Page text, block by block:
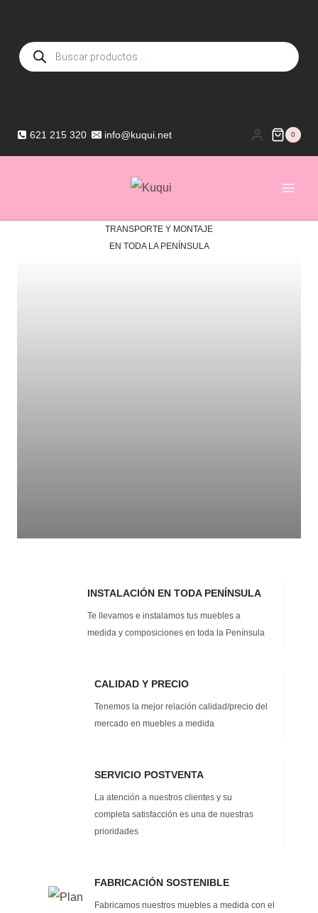
contenido
Búsqueda
de
productos
621 215 320 info@kuqui.net 0
TRANSPORTE Y MONTAJE
EN TODA LA PENÍNSULA
INSTALACIÓN EN TODA PENÍNSULA
Te llevamos e instalamos tus muebles a
medida y composiciones en toda la Península
CALIDAD Y PRECIO
Tenemos la mejor relación calidad/precio del
mercado en muebles a medida
SERVICIO POSTVENTA
La atención a nuestros clientes y su
completa satisfacción es una de nuestras
prioridades
FABRICACIÓN SOSTENIBLE
Fabricamos nuestros muebles a medida con el